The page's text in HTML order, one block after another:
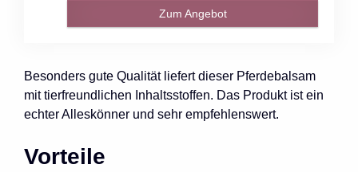
Zum Angebot
Besonders gute Qualität liefert dieser Pferdebalsam
mit tierfreundlichen Inhaltsstoffen. Das Produkt ist ein
echter Alleskönner und sehr empfehlenswert.
Vorteile